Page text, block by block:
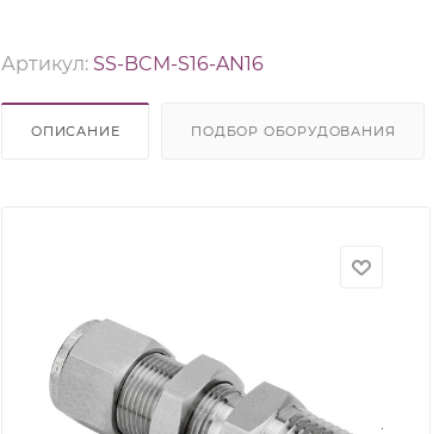
Артикул: SS-BCM-S16-AN16
ОПИСАНИЕ ПОДБОР ОБОРУДОВАНИЯ